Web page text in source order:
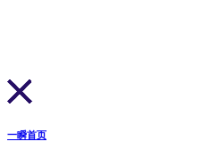
一瞬首页